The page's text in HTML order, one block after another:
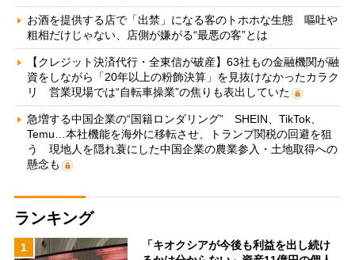
お酒を提供する店で「出禁」になる客のトホホな生態 嘔吐や
粗相だけじゃない、店側が嫌がる“最悪の客”とは
【クレジット決済代行・全東信が破産】63社もの金融機関が融
資をしながら「20年以上の粉飾決算」を見抜けなかったカラク
リ 営業現場では“自転車操業”の焦りも表出していた
急増する中国企業の“国籍ロンダリング” SHEIN、TikTok、
Temu…本社機能を海外に移転させ、トランプ関税の回避を狙
う 現地人を隠れ蓑にした中国企業の農業参入・土地取得への
懸念も
ランキング
1
「キオクシアが今後も利益を出し続け